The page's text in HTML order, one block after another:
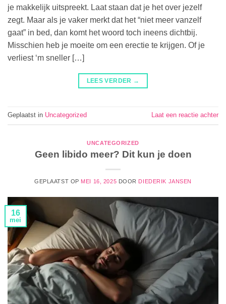
je makkelijk uitspreekt. Laat staan dat je het over jezelf
zegt. Maar als je vaker merkt dat het “niet meer vanzelf
gaat” in bed, dan komt het woord toch ineens dichtbij.
Misschien heb je moeite om een erectie te krijgen. Of je
verliest ‘m sneller […]
LEES VERDER →
Geplaatst in Uncategorized Laat een reactie achter
UNCATEGORIZED
Geen libido meer? Dit kun je doen
GEPLAATST OP MEI 16, 2025 DOOR DIEDERIK JANSEN
16
mei